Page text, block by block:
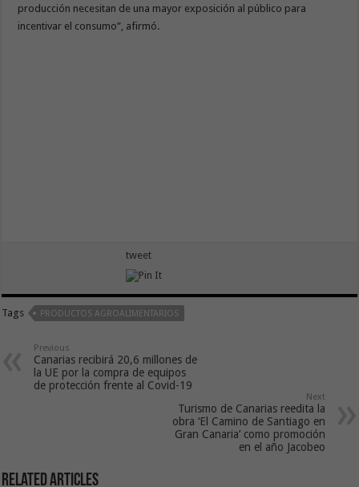
producción necesitan de una mayor exposición al público para
incentivar el consumo”, afirmó.
tweet
Tags PRODUCTOS AGROALIMENTARIOS
Previous
Canarias recibirá 20,6 millones de
la UE por la compra de equipos
de protección frente al Covid-19
Next
Turismo de Canarias reedita la
obra ‘El Camino de Santiago en
Gran Canaria’ como promoción
en el año Jacobeo
Related Articles